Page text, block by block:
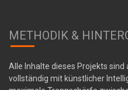
METHODIK &
Alle Inhalte dieses Projekts
vollständig mit künstlicher